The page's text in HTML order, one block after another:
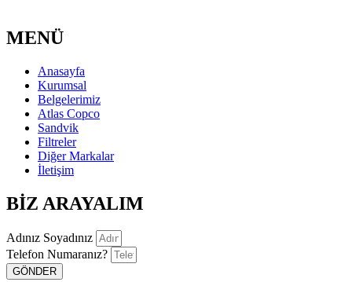
MENÜ
Anasayfa
Kurumsal
Belgelerimiz
Atlas Copco
Sandvik
Filtreler
Diğer Markalar
İletişim
BİZ ARAYALIM
Adınız Soyadınız
Telefon Numaranız?
GÖNDER